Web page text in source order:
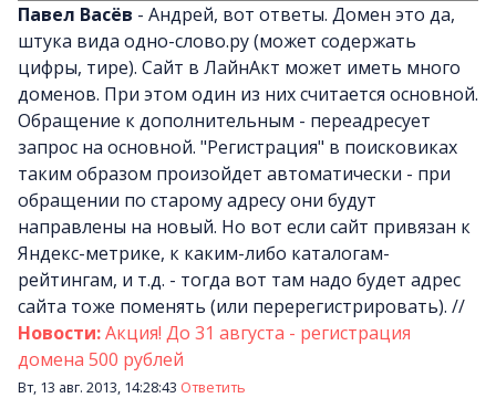
Павел Васёв - Андрей, вот ответы. Домен это да,
штука вида одно-слово.ру (может содержать
цифры, тире). Сайт в ЛайнАкт может иметь много
доменов. При этом один из них считается основной.
Обращение к дополнительным - переадресует
запрос на основной. "Регистрация" в поисковиках
таким образом произойдет автоматически - при
обращении по старому адресу они будут
направлены на новый. Но вот если сайт привязан к
Яндекс-метрике, к каким-либо каталогам-
рейтингам, и т.д. - тогда вот там надо будет адрес
сайта тоже поменять (или перерегистрировать). //
Новости:Акция! До 31 августа - регистрация
домена 500 рублей
Вт, 13 авг. 2013, 14:28:43 Ответить